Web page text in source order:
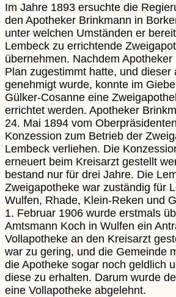
Im Jahre 1893 ersuchte die
den Apotheker Brinkmann in
unter welchen Umständen er
Lembeck zu errichtende
übernehmen. Nachdem
Plan zugestimmt hatte, und dieser
genehmigt wurde, konnte im
Gülker-Cosanne eine
errichtet werden. Apotheker
24. Mai 1894 vom
Konzession zum Betrieb der
Lembeck verliehen. Die
erneuert beim Kreisarzt gestellt
bestand nur für drei Jahre. Die
Zweigapotheke war zuständig für
Wulfen, Rhade, Klein-Reken und
1. Februar 1906 wurde erstmals
Amtsmann Koch in Wulfen ein
Vollapotheke an den Kreisarzt
war zu gering, und die Gemeinde
die Apotheke sogar noch geldlich
diese zu erhalten. Darum wurde
eine Vollapotheke abgelehnt.